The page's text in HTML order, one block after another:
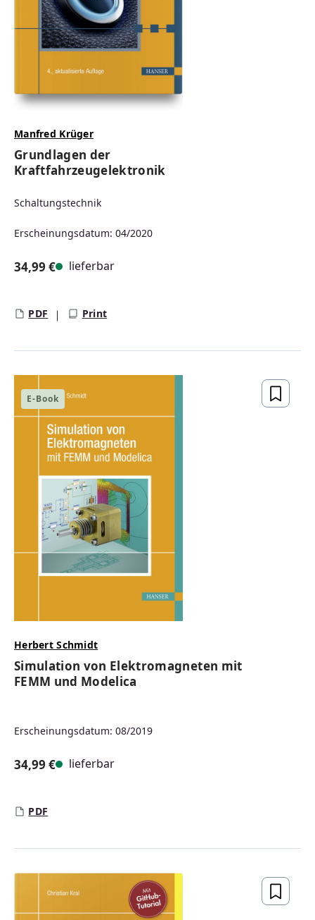
Manfred Krüger
Grundlagen der
Kraftfahrzeugelektronik
Schaltungstechnik
Erscheinungsdatum: 04/2020
34,99 € lieferbar
PDF Print
E-Book
Herbert Schmidt
Simulation von Elektromagneten mit
FEMM und Modelica
Erscheinungsdatum: 08/2019
34,99 € lieferbar
PDF